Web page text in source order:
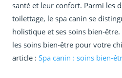
santé et leur confort. Parmi les
toilettage, le spa canin se
holistique et ses soins bien-
les soins bien-être pour votre
article : Spa canin : soins bien-